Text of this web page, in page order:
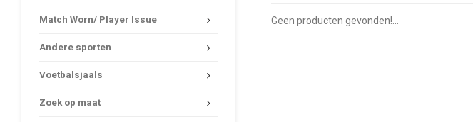
Match Worn/ Player Issue
Andere sporten
Voetbalsjaals
Zoek op maat
Geen producten gevonden!...